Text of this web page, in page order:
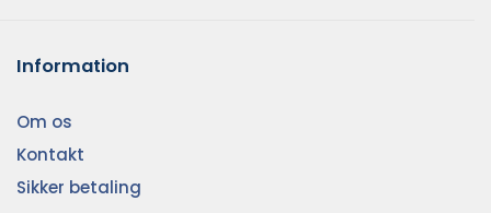
Information
Om os
Kontakt
Sikker betaling